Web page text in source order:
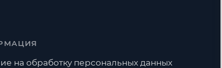
на обработку персональных данных